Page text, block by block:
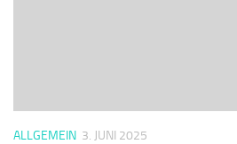
ALLGEMEIN 3. JUNI 2025